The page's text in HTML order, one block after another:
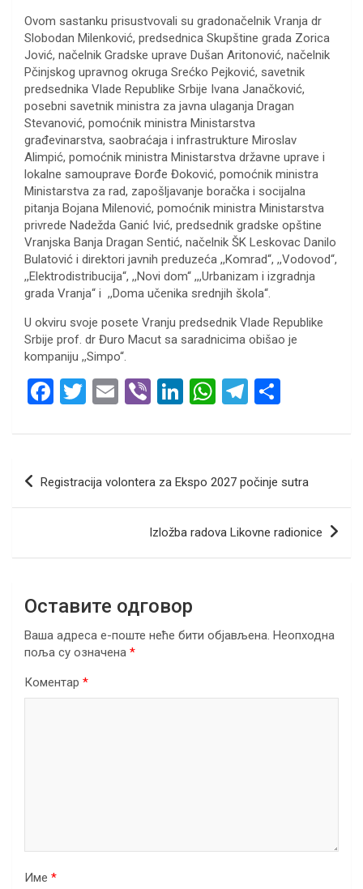
Ovom sastanku prisustvovali su gradonačelnik Vranja dr
Slobodan Milenković, predsednica Skupštine grada Zorica
Jović, načelnik Gradske uprave Dušan Aritonović, načelnik
Pčinjskog upravnog okruga Srećko Pejković, savetnik
predsednika Vlade Republike Srbije Ivana Janačković,
posebni savetnik ministra za javna ulaganja Dragan
Stevanović, pomoćnik ministra Ministarstva
građevinarstva, saobraćaja i infrastrukture Miroslav
Alimpić, pomoćnik ministra Ministarstva državne uprave i
lokalne samouprave Đorđe Đoković, pomoćnik ministra
Ministarstva za rad, zapošljavanje boračka i socijalna
pitanja Bojana Milenović, pomoćnik ministra Ministarstva
privrede Nadežda Ganić Ivić, predsednik gradske opštine
Vranjska Banja Dragan Sentić, načelnik ŠK Leskovac Danilo
Bulatović i direktori javnih preduzeća ,,Komrad“, ,,Vodovod“,
,,Elektrodistribucija“, ,,Novi dom“ ,,,Urbanizam i izgradnja
grada Vranja“ i ,,Doma učenika srednjih škola“.
U okviru svoje posete Vranju predsednik Vlade Republike
Srbije prof. dr Đuro Macut sa saradnicima obišao je
kompaniju ,,Simpo“.
F
ce
b
o
T
tt
er
E
ail
Vi
er
Li
ke
n
W
at
s
A
p
T
e
gr
a
ar
Кретање
чланка
Registracija volontera za Ekspo 2027 počinje sutra
Izložba radova Likovne radionice
Оставите одговор
Ваша адреса е-поште неће бити објављена. Неопходна
поља су означена *
Коментар *
Име *